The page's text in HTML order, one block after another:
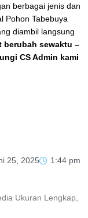
berbagai jenis dan
Pohon Tabebuya
diambil langsung
berubah sewaktu –
CS Admin kami
25, 2025
1:44 pm
Ukuran Lengkap,